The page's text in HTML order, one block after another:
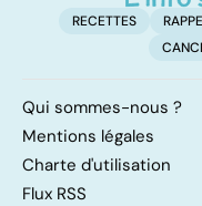
RECETTES
Qui sommes-nous ?
Mentions légales
Charte d'utilisation
Flux RSS